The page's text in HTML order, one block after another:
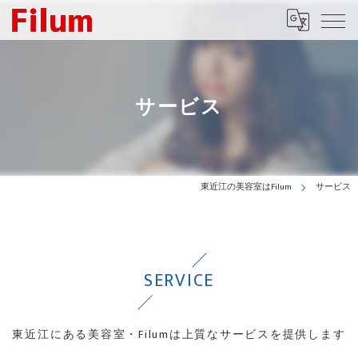
サービス
東近江の美容室はFilum サービス
東近江にある美容室・Filumは上質なサービスを提供します
SERVICE